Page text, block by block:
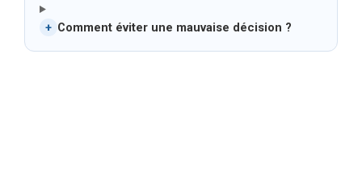
+ Comment éviter une mauvaise décision ?